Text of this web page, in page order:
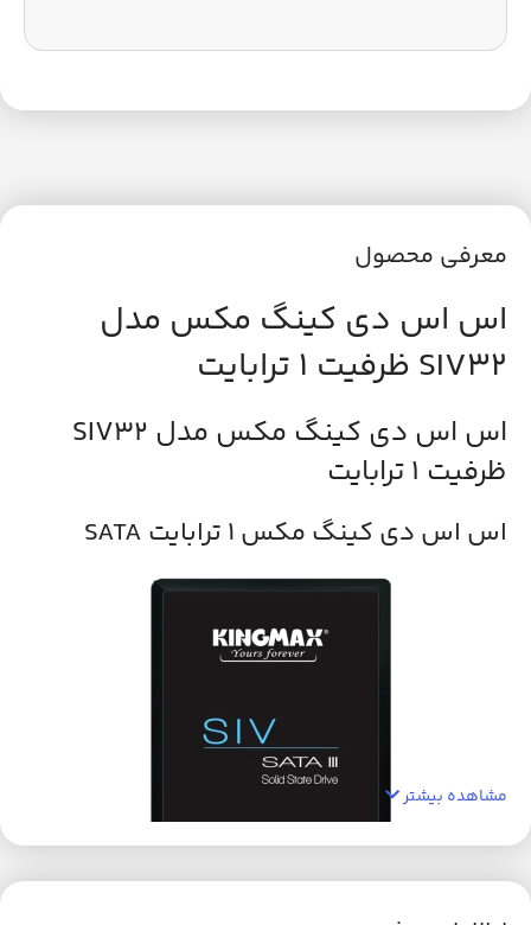
معرفی محصول
اس اس دی کینگ مکس مدل
SIV32 ظرفیت 1 ترابایت
اس اس دی کینگ مکس مدل SIV32
ظرفیت 1 ترابایت
اس اس دی کینگ مکس ۱ ترابایت SATA
مشاهده بیشتر